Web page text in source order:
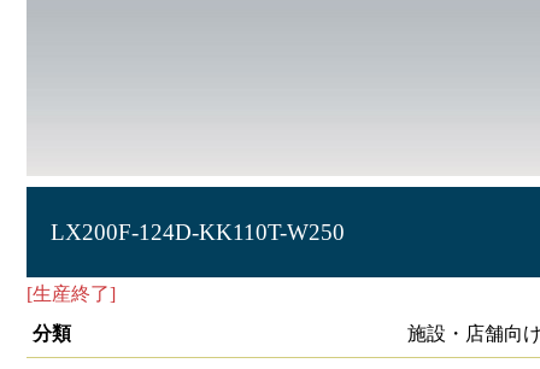
LX200F-124D-KK110T-W250
[生産終了]
分類
施設・店舗向